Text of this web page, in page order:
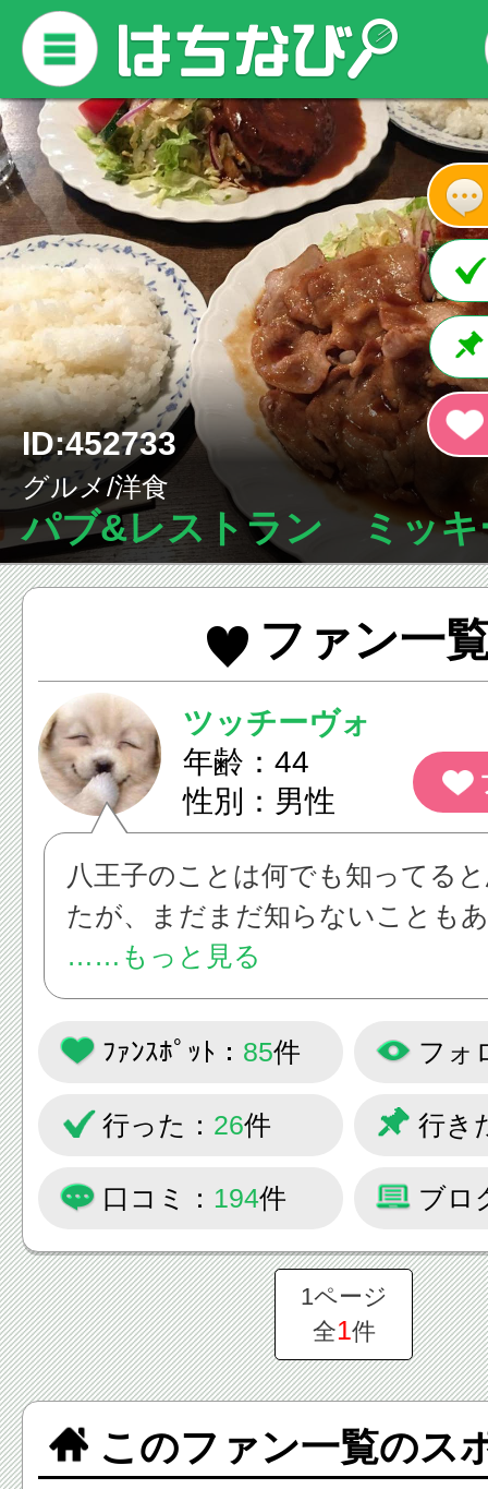
ID:452733
グルメ/洋食
パブ&レストラン ミッキ
ファン一
ツッチーヴォ
年齢：44
性別：男性
八王子のことは何でも知ってる
たが、まだまだ知らないことも
で・・・・。
……もっと見る
ﾌｧﾝｽﾎﾟｯﾄ： 85件 フォ
行った： 26件 行き
口コミ： 194件 ブロ
1ページ
全1件
このファン一覧のス